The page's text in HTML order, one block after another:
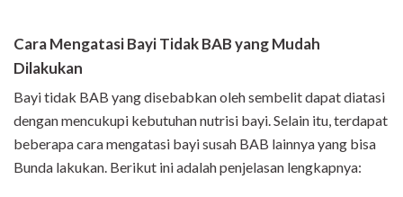
Cara Mengatasi Bayi Tidak BAB yang Mudah
Dilakukan
Bayi tidak BAB yang disebabkan oleh sembelit dapat diatasi
dengan mencukupi kebutuhan nutrisi bayi. Selain itu, terdapat
beberapa cara mengatasi bayi susah BAB lainnya yang bisa
Bunda lakukan. Berikut ini adalah penjelasan lengkapnya: